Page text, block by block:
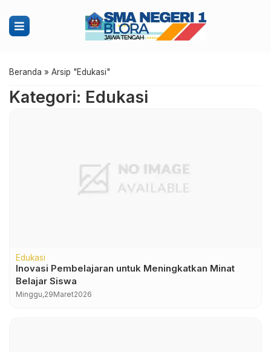
Beranda » Arsip "Edukasi"
Kategori: Edukasi
Edukasi
Inovasi Pembelajaran untuk Meningkatkan Minat
Belajar Siswa
Minggu,29Maret2026